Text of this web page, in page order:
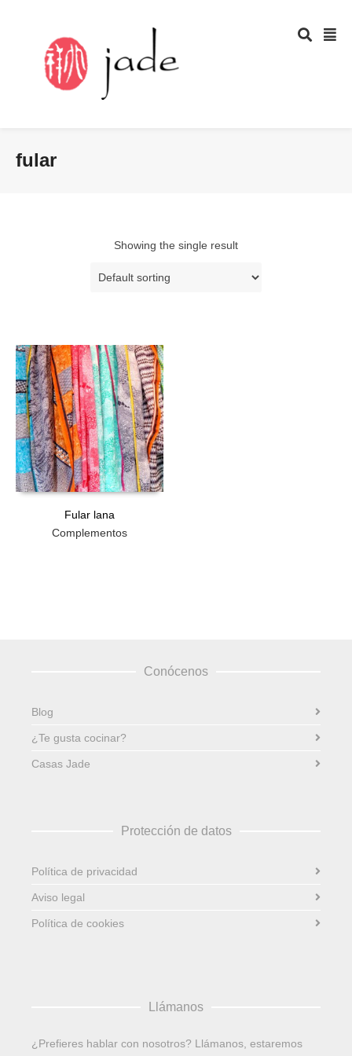
fular
Showing the single result
Fular lana
Complementos
Conócenos
Blog
¿Te gusta cocinar?
Casas Jade
Protección de datos
Política de privacidad
Aviso legal
Política de cookies
Llámanos
¿Prefieres hablar con nosotros? Llámanos, estaremos